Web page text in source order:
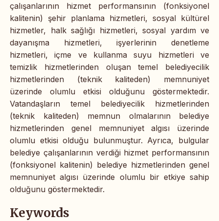
çalışanlarının hizmet performansının (fonksiyonel
kalitenin) şehir planlama hizmetleri, sosyal kültürel
hizmetler, halk sağlığı hizmetleri, sosyal yardım ve
dayanışma hizmetleri, işyerlerinin denetleme
hizmetleri, içme ve kullanma suyu hizmetleri ve
temizlik hizmetlerinden oluşan temel belediyecilik
hizmetlerinden (teknik kaliteden) memnuniyet
üzerinde olumlu etkisi olduğunu göstermektedir.
Vatandaşların temel belediyecilik hizmetlerinden
(teknik kaliteden) memnun olmalarının belediye
hizmetlerinden genel memnuniyet algısı üzerinde
olumlu etkisi olduğu bulunmuştur. Ayrıca, bulgular
belediye çalışanlarının verdiği hizmet performansının
(fonksiyonel kalitenin) belediye hizmetlerinden genel
memnuniyet algısı üzerinde olumlu bir etkiye sahip
olduğunu göstermektedir.
Keywords